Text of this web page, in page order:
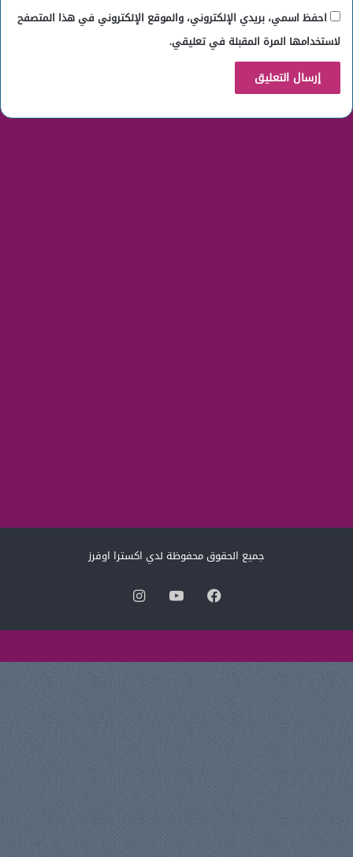
احفظ اسمي، بريدي الإلكتروني، والموقع الإلكتروني في هذا المتصفح
لاستخدامها المرة المقبلة في تعليقي.
جميع الحقوق محفوظة لدي اكسترا اوفرز
فيسبوك‫YouTubeانستقرام